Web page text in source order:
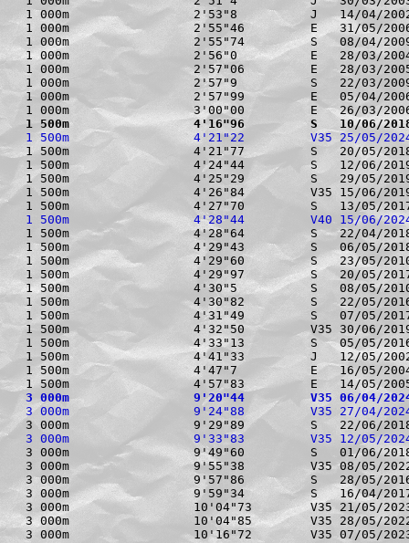
1 000m                 2'53"8          J   14/04/2002
1 000m                 2'55"46         E   31/05/
1 000m                 2'55"74         S   08/04/
1 000m                 2'56"0          E   28/03/
1 000m                 2'57"06         E   28/03/
1 000m                 2'57"9          S   22/03/
1 000m                 2'57"99         E   05/04/
1 500m                 4'16"96         S   10/06/2018
1 500m                 4'21"22         V35 25/05/2024
1 500m                 4'21"77         S   20/05/2018
1 500m                 4'24"44         S   12/06/2019
1 500m                 4'25"29         S   29/05/2019
1 500m                 4'26"84         V35 15/06/
1 500m                 4'28"44         V40 15/06/2024
1 500m                 4'28"64         S   22/04/
1 500m                 4'29"43         S   06/05/2018
1 500m                 4'29"60         S   23/05/2010
1 500m                 4'29"97         S   20/05/2017
1 500m                 4'30"5          S   08/05/2010
1 500m                 4'30"82         S   22/05/2016
1 500m                 4'31"49         S   07/05/2017
1 500m                 4'32"50         V35 30/06/2019
1 500m                 4'33"13         S   05/05/2016
1 500m                 4'41"33         J   12/05/
1 500m                 4'47"7          E   16/05/
3 000m                 9'20"44         V35 06/04/2024
3 000m                 9'24"88         V35 27/04/2024
3 000m                 9'33"83         V35 12/05/2024
3 000m                 9'49"60         S   01/06/2018
3 000m                 9'55"38         V35 08/05/2022
3 000m                 9'57"86         S   28/05/2016
3 000m                 9'59"34         S   16/04/2017
3 000m                 10'04"73        V35 21/05/2023
3 000m                 10'04"85        V35 28/05/2022
3 000m                 10'16"72        V35 07/05/2023